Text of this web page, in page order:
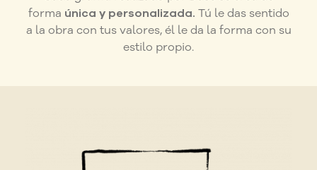
forma única y personalizada. Tú le das sentido
a la obra con tus valores, él le da la forma con su
estilo propio.